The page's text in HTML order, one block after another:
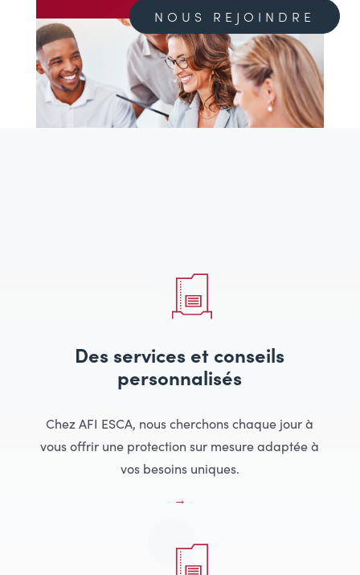
NOUS REJOINDRE
Des services et conseils
personnalisés
Chez AFI ESCA, nous cherchons chaque jour à
vous offrir une protection sur mesure adaptée à
vos besoins uniques.